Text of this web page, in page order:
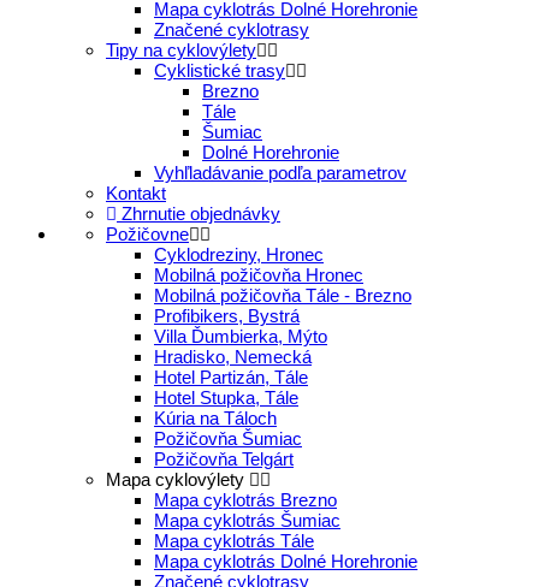
Mapa cyklotrás Dolné Horehronie
Značené cyklotrasy
Tipy na cyklovýlety
Cyklistické trasy
Brezno
Tále
Šumiac
Dolné Horehronie
Vyhľladávanie podľa parametrov
Kontakt
Zhrnutie objednávky
Požičovne
Cyklodreziny, Hronec
Mobilná požičovňa Hronec
Mobilná požičovňa Tále - Brezno
Profibikers, Bystrá
Villa Ďumbierka, Mýto
Hradisko, Nemecká
Hotel Partizán, Tále
Hotel Stupka, Tále
Kúria na Táloch
Požičovňa Šumiac
Požičovňa Telgárt
Mapa cyklovýlety
Mapa cyklotrás Brezno
Mapa cyklotrás Šumiac
Mapa cyklotrás Tále
Mapa cyklotrás Dolné Horehronie
Značené cyklotrasy